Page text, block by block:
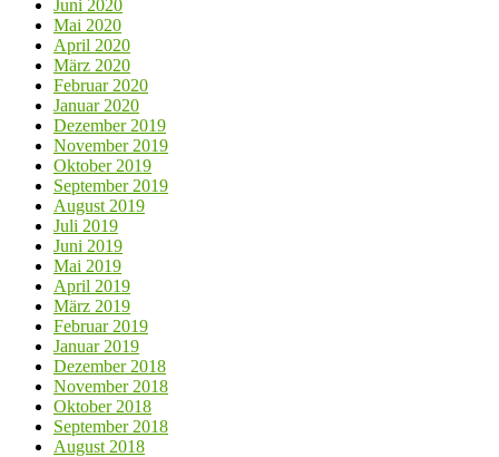
Juni 2020
Mai 2020
April 2020
März 2020
Februar 2020
Januar 2020
Dezember 2019
November 2019
Oktober 2019
September 2019
August 2019
Juli 2019
Juni 2019
Mai 2019
April 2019
März 2019
Februar 2019
Januar 2019
Dezember 2018
November 2018
Oktober 2018
September 2018
August 2018